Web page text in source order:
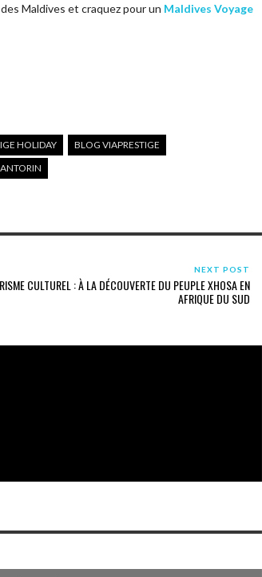
Maldives et craquez pour un Maldives Voyage
HOLIDAY
BLOG VIAPRESTIGE
NEXT POST
CULTUREL : À LA DÉCOUVERTE DU PEUPLE XHOSA EN
AFRIQUE DU SUD